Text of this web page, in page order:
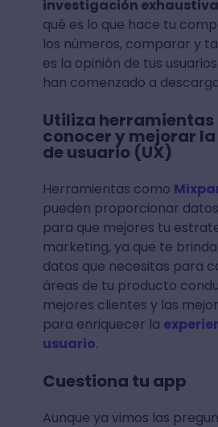
Ahora que conoces
comunes de app
empezar a hacer tu
Siguiendo los puntos que a
grosso modo
Haz tu investigación
investigación exhaustiva
qué es lo que hace tu
los números, comparar y
es la opinión de tus usuarios
han comenzado a
Utiliza
conocer y mejorar la
de usuario (UX)
Herramientas como
pueden proporcionar datos
para que mejores tu